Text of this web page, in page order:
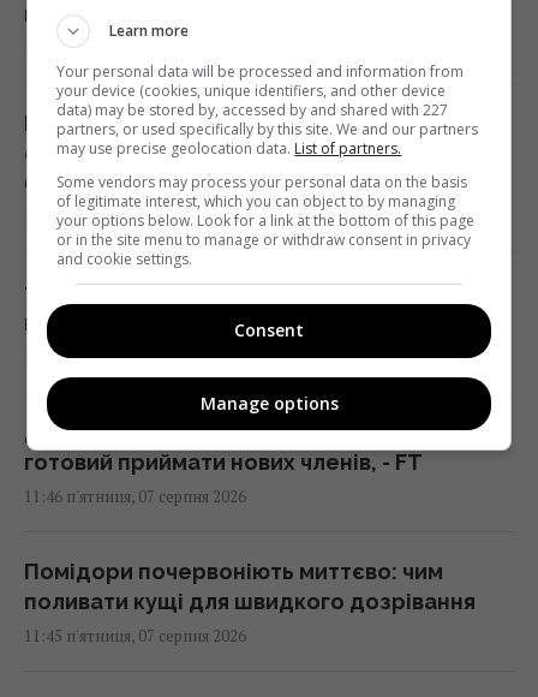
погода на вихідних
12:00 п'ятниця, 07 серпня 2026
Психологічні пастки та трюки
супермаркетів: як нас змушують платити
більше
11:58 п'ятниця, 07 серпня 2026
79-річна Ротару вперше за довгий час
показала, який вигляд має зараз
11:50 п'ятниця, 07 серпня 2026
Дебати щодо України свідчать, що ЄС не
готовий приймати нових членів, - FT
11:46 п'ятниця, 07 серпня 2026
Помідори почервоніють миттєво: чим
поливати кущі для швидкого дозрівання
11:45 п'ятниця, 07 серпня 2026
Learn more
Your personal data will be processed and information from
your device (cookies, unique identifiers, and other device
data) may be stored by, accessed by and shared with 227
partners, or used specifically by this site. We and our partners
may use precise geolocation data. List of partners.
Some vendors may process your personal data on the basis
of legitimate interest, which you can object to by managing
your options below. Look for a link at the bottom of this page
or in the site menu to manage or withdraw consent in privacy
and cookie settings.
Consent
Manage options